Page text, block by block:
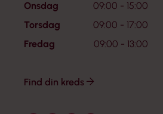
Onsdag
09:00 - 15:00
Torsdag
09:00 - 17:00
Fredag
09:00 - 13:00
Find din kreds